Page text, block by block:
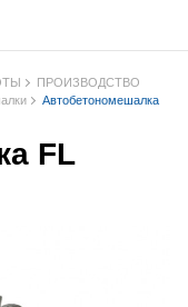
ПРОИЗВОДСТВО
Автобетономешалка
FL